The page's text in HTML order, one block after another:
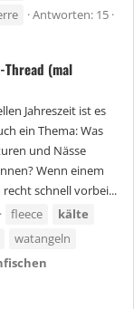
Antworten: 15
(mal
Jahreszeit ist es
ein Thema: Was
und Nässe
Wenn einem
schnell vorbei...
fleece
kälte
watangeln